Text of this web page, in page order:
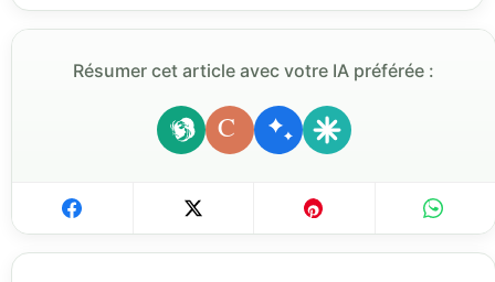
Résumer cet article avec votre IA préférée :
C